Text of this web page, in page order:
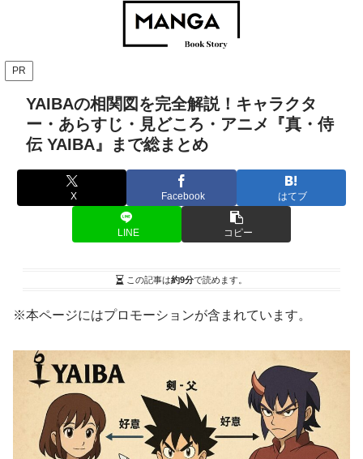
PR
YAIBAの相関図を完全解説！キャラクタ
ー・あらすじ・見どころ・アニメ『真・侍
伝 YAIBA』まで総まとめ
X Facebook はてブ
LINE コピー
この記事は約9分で読めます。
※本ページにはプロモーションが含まれています。